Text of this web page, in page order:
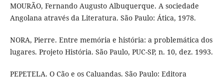
MOURÃO, Fernando Augusto Albuquerque. A sociedade
Angolana através da Literatura. São Paulo: Ática, 1978.
NORA, Pierre. Entre memória e história: a problemática dos
lugares. Projeto História. São Paulo, PUC-SP, n. 10, dez. 1993.
PEPETELA. O Cão e os Caluandas. São Paulo: Editora